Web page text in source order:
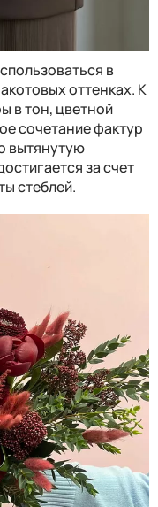
в
оттенках. К
в тон, цветной
сочетание фактур
вытянутую
за счет
стеблей.